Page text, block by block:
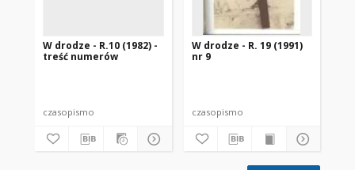
W drodze - R.10 (1982) -
treść numerów
czasopismo
W drodze - R. 19 (1991)
nr 9
czasopismo